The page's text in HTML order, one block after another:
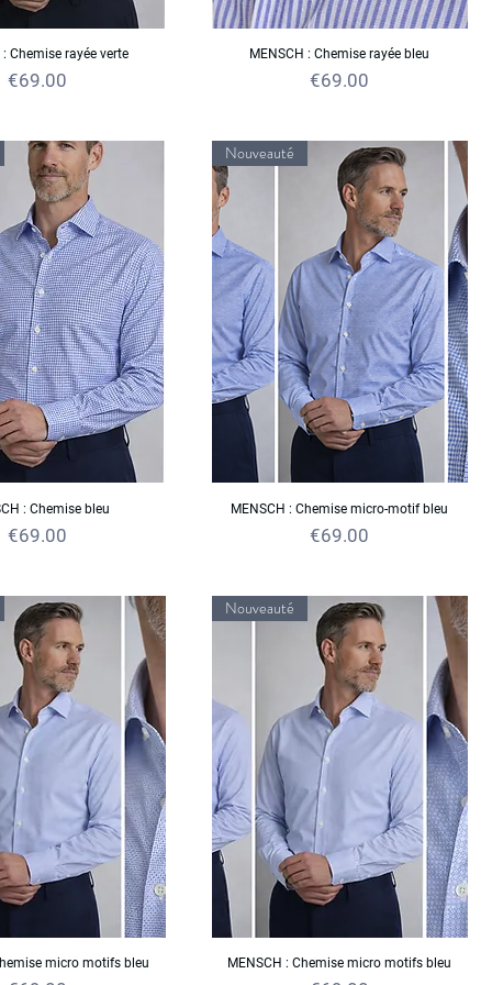
: Chemise rayée verte
Price
€69.00
MENSCH : Chemise rayée bleu
Price
€69.00
: Chemise bleu
Price
€69.00
Nouveauté
MENSCH : Chemise micro-motif bleu
Price
€69.00
micro motifs bleu
Nouveauté
MENSCH : Chemise micro motifs bleu